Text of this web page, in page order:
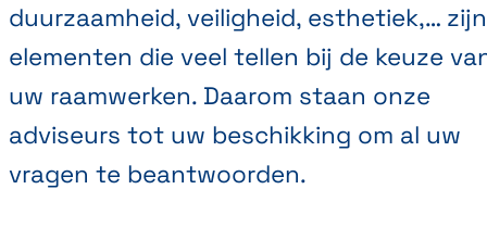
duurzaamheid, veiligheid, esthetiek,… zijn
elementen die veel tellen bij de keuze
uw raamwerken. Daarom staan onze
adviseurs tot uw beschikking om al uw
vragen te beantwoorden.